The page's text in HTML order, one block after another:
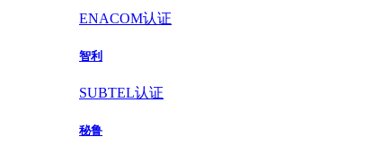
ENACOM认证
智利
SUBTEL认证
秘鲁